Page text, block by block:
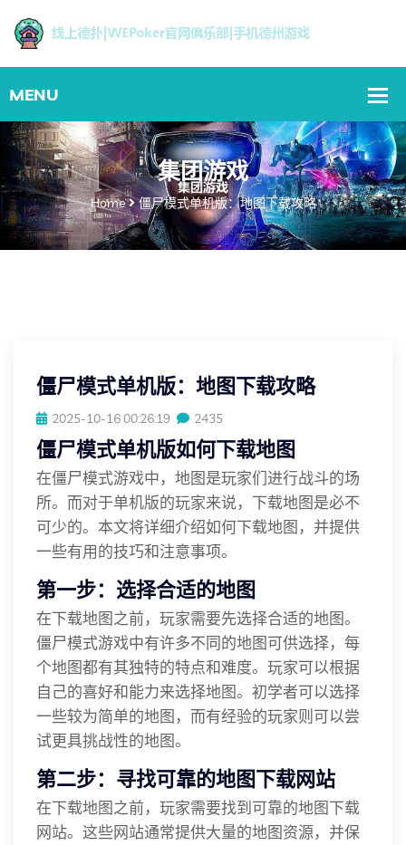
集团游戏
Home 僵尸模式单机版：地图下载攻略
僵尸模式单机版：地图下载攻略
2025-10-16 00:26:19 2435
僵尸模式单机版如何下载地图
在僵尸模式游戏中，地图是玩家们进行战斗的场
所。而对于单机版的玩家来说，下载地图是必不
可少的。本文将详细介绍如何下载地图，并提供
一些有用的技巧和注意事项。
第一步：选择合适的地图
在下载地图之前，玩家需要先选择合适的地图。
僵尸模式游戏中有许多不同的地图可供选择，每
个地图都有其独特的特点和难度。玩家可以根据
自己的喜好和能力来选择地图。初学者可以选择
一些较为简单的地图，而有经验的玩家则可以尝
试更具挑战性的地图。
第二步：寻找可靠的地图下载网站
在下载地图之前，玩家需要找到可靠的地图下载
网站。这些网站通常提供大量的地图资源，并保